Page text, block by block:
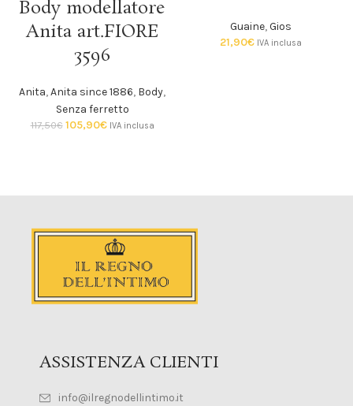
Body modellatore
Anita art.FIORE
3596
Anita,Anita since 1886, Body,
Senza ferretto
117,50€ 105,90€ IVA inclusa
Guaine,Gios
21,90€ IVA inclusa
ASSISTENZA CLIENTI
info@ilregnodellintimo.it